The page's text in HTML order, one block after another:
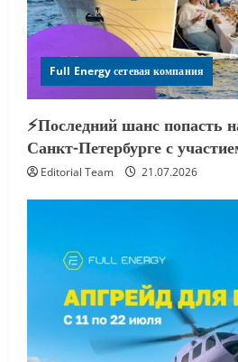
Full Energy сетевая компания
⚡️Последний шанс попасть
Санкт-Петербурге с
Editorial Team 21.07.2026